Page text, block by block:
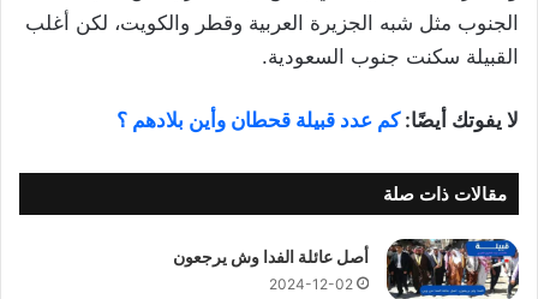
الجنوب مثل شبه الجزيرة العربية وقطر والكويت، لكن أغلب
القبيلة سكنت جنوب السعودية.
لا يفوتك أيضًا:كم عدد قبيلة قحطان وأين بلادهم ؟
مقالات ذات صلة
أصل عائلة الفدا وش يرجعون
2024-12-02